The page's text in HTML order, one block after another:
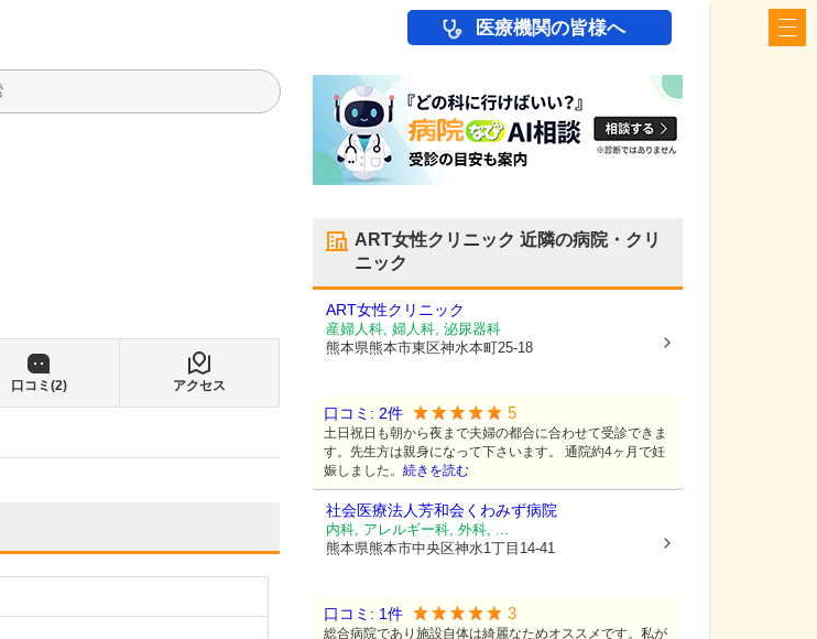
医療機関の皆様へ
口コミ(2) アクセス
ART女性クリニック 近隣の病院・クリ
ニック
ART女性クリニック
産婦人科, 婦人科, 泌尿器科
熊本県熊本市東区神水本町25-18
口コミ: 2件 5
土日祝日も朝から夜まで夫婦の都合に合わせて受診できま
す。先生方は親身になって下さいます。 通院約4ヶ月で妊
娠しました。 続きを読む
社会医療法人芳和会 くわみず病院
内科, アレルギー科, 外科, ...
熊本県熊本市中央区神水1丁目14-41
口コミ: 1件 3
総合病院であり施設自体は綺麗なためオススメです。私が